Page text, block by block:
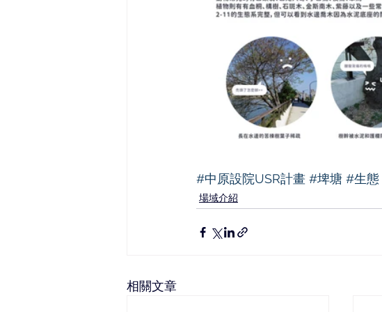
#中原設院USR計畫 #埤塘 #生態
場域介紹
相關文章